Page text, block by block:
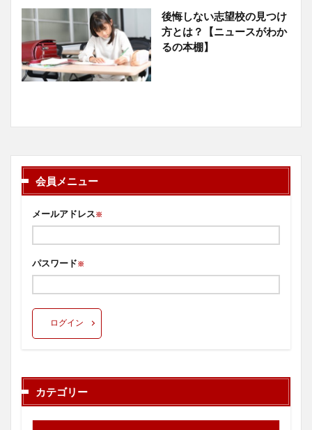
後悔しない志望校の見つけ
方とは？【ニュースがわか
るの本棚】
会員メニュー
メールアドレス※
パスワード※
ログイン
カテゴリー